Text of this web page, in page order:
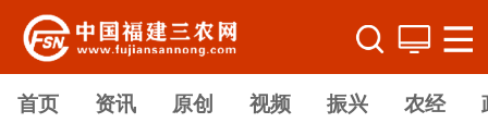
首页 资讯 原创 视频 振兴 农经